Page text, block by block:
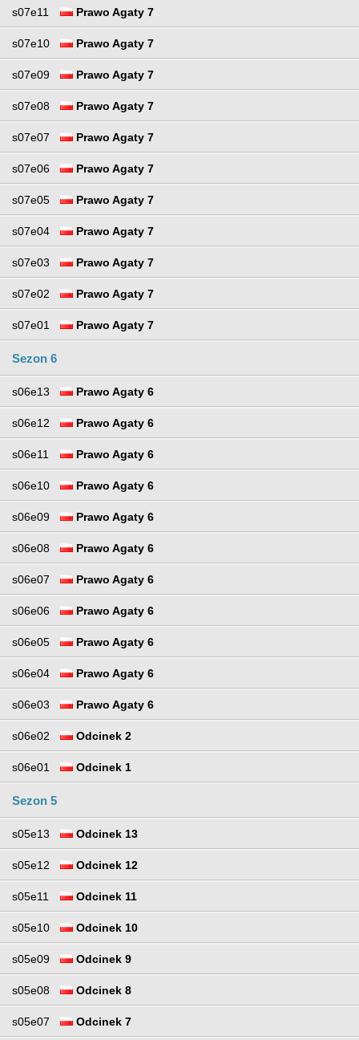
s07e11 Prawo Agaty 7
s07e10 Prawo Agaty 7
s07e09 Prawo Agaty 7
s07e08 Prawo Agaty 7
s07e07 Prawo Agaty 7
s07e06 Prawo Agaty 7
s07e05 Prawo Agaty 7
s07e04 Prawo Agaty 7
s07e03 Prawo Agaty 7
s07e02 Prawo Agaty 7
s07e01 Prawo Agaty 7
Sezon 6
s06e13 Prawo Agaty 6
s06e12 Prawo Agaty 6
s06e11 Prawo Agaty 6
s06e10 Prawo Agaty 6
s06e09 Prawo Agaty 6
s06e08 Prawo Agaty 6
s06e07 Prawo Agaty 6
s06e06 Prawo Agaty 6
s06e05 Prawo Agaty 6
s06e04 Prawo Agaty 6
s06e03 Prawo Agaty 6
s06e02 Odcinek 2
s06e01 Odcinek 1
Sezon 5
s05e13 Odcinek 13
s05e12 Odcinek 12
s05e11 Odcinek 11
s05e10 Odcinek 10
s05e09 Odcinek 9
s05e08 Odcinek 8
s05e07 Odcinek 7